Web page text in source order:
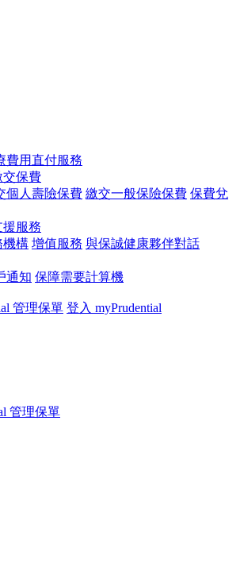
費用直付服務
交保費
個人壽險保費 繳交一般保險保費 保費兌
服務
機構 增值服務 與保誠健康夥伴對話
通知 保障需要計算機
管理保單 登入 myPrudential
管理保單